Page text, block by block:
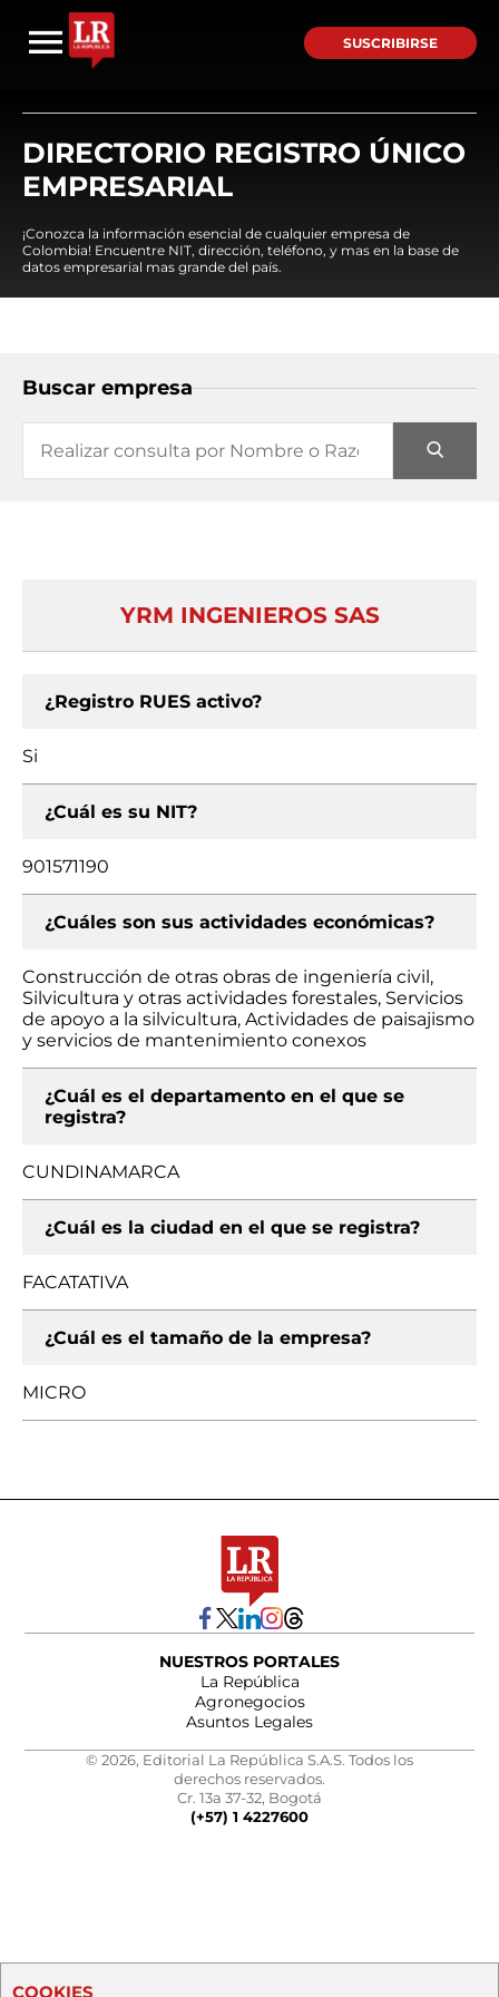
SUSCRIBIRSE
DIRECTORIO REGISTRO ÚNICO
EMPRESARIAL
¡Conozca la información esencial de cualquier empresa de
Colombia! Encuentre NIT, dirección, teléfono, y mas en la base de
datos empresarial mas grande del país.
Buscar empresa
YRM INGENIEROS SAS
¿Registro RUES activo?
Si
¿Cuál es su NIT?
901571190
¿Cuáles son sus actividades económicas?
Construcción de otras obras de ingeniería civil,
Silvicultura y otras actividades forestales, Servicios
de apoyo a la silvicultura, Actividades de paisajismo
y servicios de mantenimiento conexos
¿Cuál es el departamento en el que se
registra?
CUNDINAMARCA
¿Cuál es la ciudad en el que se registra?
FACATATIVA
¿Cuál es el tamaño de la empresa?
MICRO
NUESTROS PORTALES
La República
Agronegocios
Asuntos Legales
© 2026, Editorial La República S.A.S. Todos los
derechos reservados.
Cr. 13a 37-32, Bogotá
(+57) 1 4227600
COOKIES